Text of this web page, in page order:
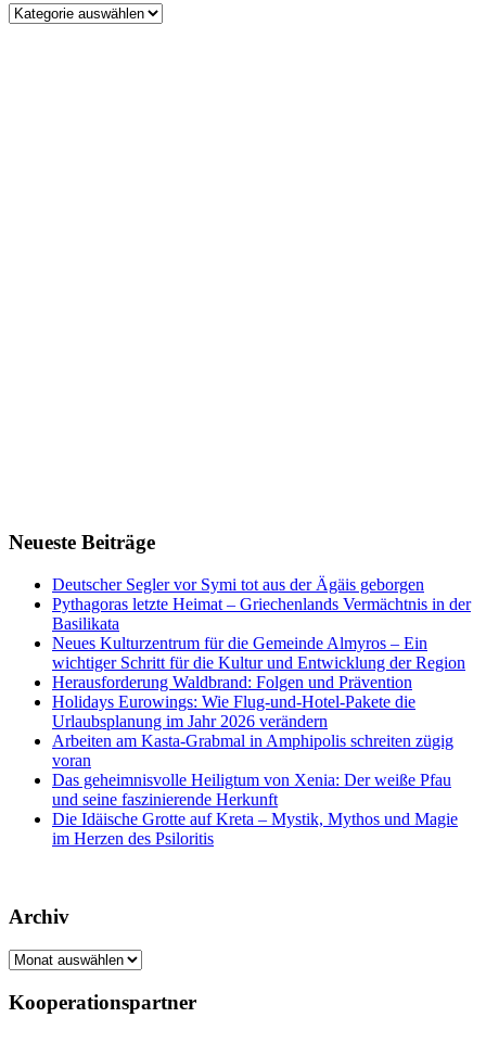
Kategorien
Neueste Beiträge
Deutscher Segler vor Symi tot aus der Ägäis geborgen
Pythagoras letzte Heimat – Griechenlands Vermächtnis in der
Basilikata
Neues Kulturzentrum für die Gemeinde Almyros – Ein
wichtiger Schritt für die Kultur und Entwicklung der Region
Herausforderung Waldbrand: Folgen und Prävention
Holidays Eurowings: Wie Flug-und-Hotel-Pakete die
Urlaubsplanung im Jahr 2026 verändern
Arbeiten am Kasta-Grabmal in Amphipolis schreiten zügig
voran
Das geheimnisvolle Heiligtum von Xenia: Der weiße Pfau
und seine faszinierende Herkunft
Die Idäische Grotte auf Kreta – Mystik, Mythos und Magie
im Herzen des Psiloritis
Archiv
Archiv
Kooperationspartner